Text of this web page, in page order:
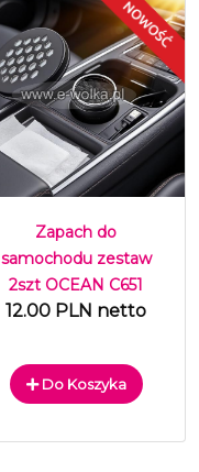
Zapach do
samochodu zestaw
2szt OCEAN C651
12.00 PLN netto
Do Koszyka